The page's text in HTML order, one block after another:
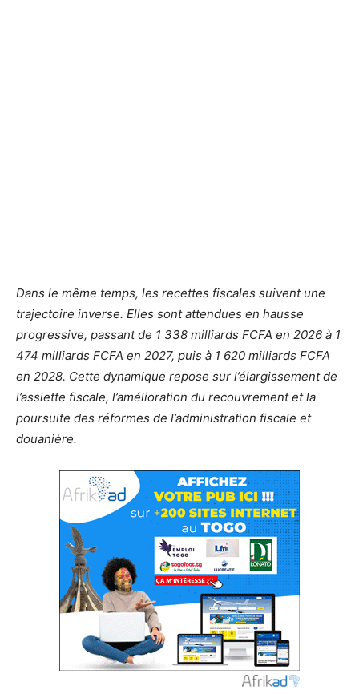
Dans le même temps, les recettes fiscales suivent une
trajectoire inverse. Elles sont attendues en hausse
progressive, passant de 1 338 milliards FCFA en 2026 à 1
474 milliards FCFA en 2027, puis à 1 620 milliards FCFA
en 2028. Cette dynamique repose sur l’élargissement de
l’assiette fiscale, l’amélioration du recouvrement et la
poursuite des réformes de l’administration fiscale et
douanière.